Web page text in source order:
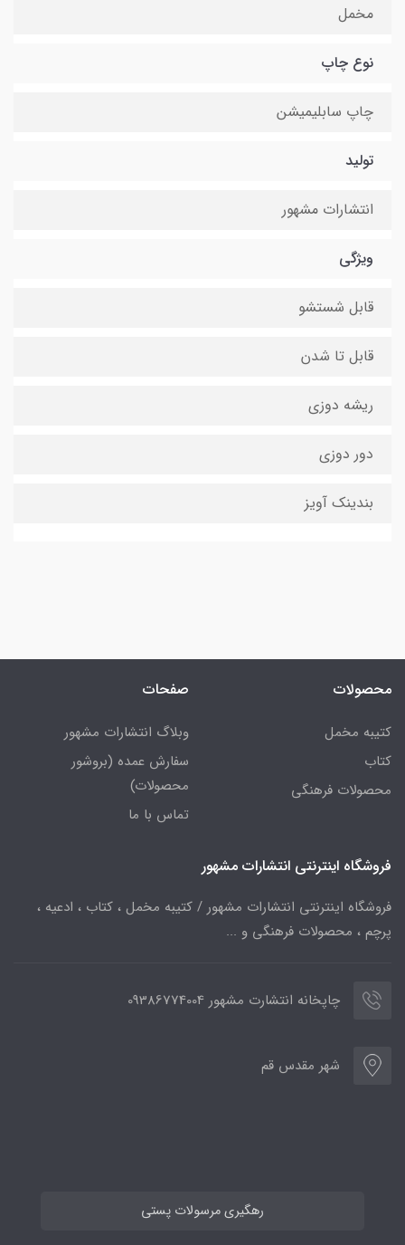
مخمل
نوع چاپ
چاپ سابلیمیشن
تولید
انتشارات مشهور
ویژگی
قابل شستشو
قابل تا شدن
ریشه دوزی
دور دوزی
بندینک آویز
محصولات
کتیبه مخمل
کتاب
محصولات فرهنگی
صفحات
وبلاگ انتشارات مشهور
سفارش عمده (بروشور
محصولات)
تماس با ما
فروشگاه اینترنتی انتشارات مشهور
فروشگاه اینترنتی انتشارات مشهور / کتیبه مخمل ، کتاب ، ادعیه ،
پرچم ، محصولات فرهنگی و ...
چاپخانه انتشارت مشهور 09386774004
شهر مقدس قم
رهگیری مرسولات پستی